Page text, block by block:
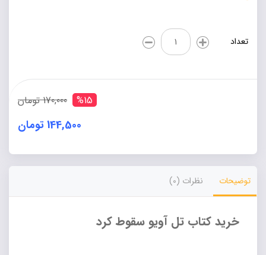
تعداد
کتاب
تل
آویو
کرد
%15 170,000 تومان
144,500 تومان
Alternative:
توضیحات نظرات (0)
خرید کتاب تل آویو سقوط کرد